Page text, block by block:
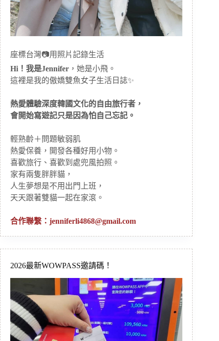
座標台灣📷用照片記錄生活
Hi！我是Jennifer ，她是小飛。
這裡是我的傲嬌雙魚女子生活日誌✨
熱愛體驗深度韓國文化的自由旅行者，
會開始寫遊記只是因為怕自己忘記。
輕熟齡＋問題敏弱肌
熱愛保養，開發各種好用小物。
喜歡旅行、喜歡到處兜風拍照。
家有兩隻胖胖貓，
人生夢想是不用出門上班，
天天跟著雙貓一起在家滾。
合作聯繫： jenniferli4868@gmail.com
2026最新WOWPASS邀請碼！